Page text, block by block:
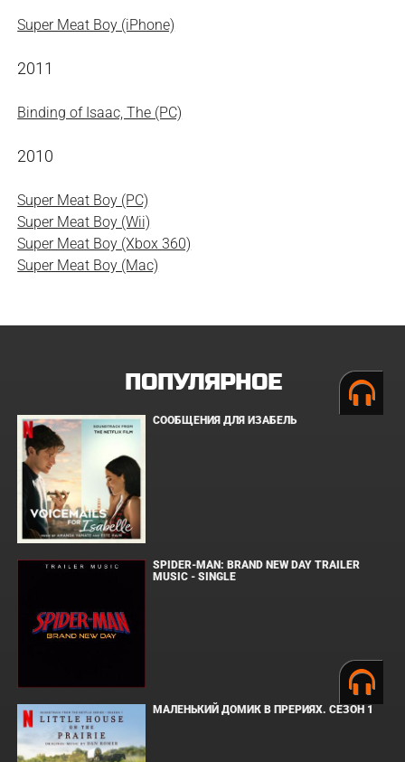
Super Meat Boy (iPhone)
2011
Binding of Isaac, The (PC)
2010
Super Meat Boy (PC)
Super Meat Boy (Wii)
Super Meat Boy (Xbox 360)
Super Meat Boy (Mac)
ПОПУЛЯРНОЕ
СООБЩЕНИЯ ДЛЯ ИЗАБЕЛЬ
SPIDER-MAN: BRAND NEW DAY TRAILER
MUSIC - SINGLE
МАЛЕНЬКИЙ ДОМИК В ПРЕРИЯХ. СЕЗОН 1